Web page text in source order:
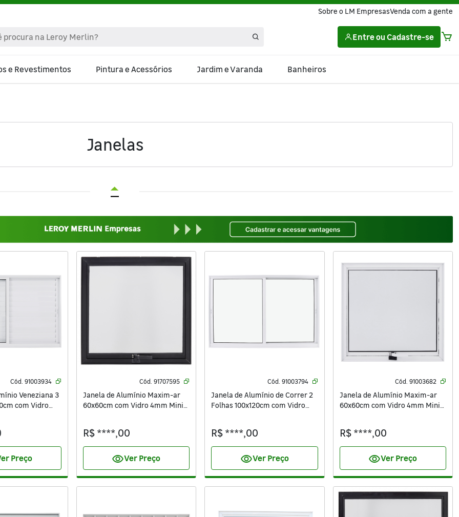
Sobre o LM EmpresasVenda com a gente
Entreou Cadastre-se
e Revestimentos Pintura e Acessórios Jardim e Varanda Banheiros
Janelas
Cód. 91003934
Veneziana 3
com Vidro
Preço
Cód. 91707595
Janela de Alumínio Maxim-ar
60x60cm com Vidro 4mm Mini
R$ ****,00
visibilityVer Preço
Cód. 91003794
Janela de Alumínio de Correr 2
Folhas 100x120cm com Vidro
R$ ****,00
visibilityVer Preço
Cód. 91003682
Janela de Alumínio Maxim-ar
60x60cm com Vidro 4mm Mini
R$ ****,00
visibilityVer Preço